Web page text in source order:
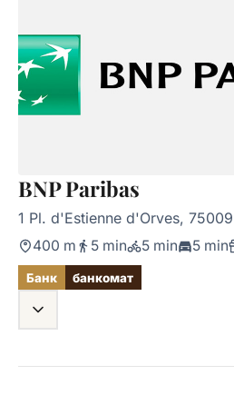
BNP Paribas
1 Pl. d'Estienne d'Orves,
400 m 5 min 5 min 5 min
Банк банкомат